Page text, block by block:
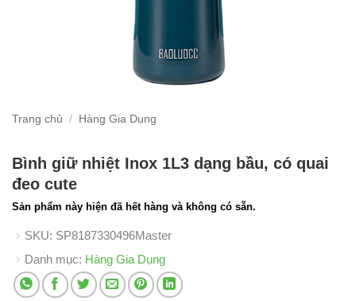
Trang chủ / Hàng Gia Dụng
Bình giữ nhiệt Inox 1L3 dạng bầu, có quai
đeo cute
Sản phẩm này hiện đã hết hàng và không có sẵn.
SKU: SP8187330496Master
Danh mục: Hàng Gia Dụng